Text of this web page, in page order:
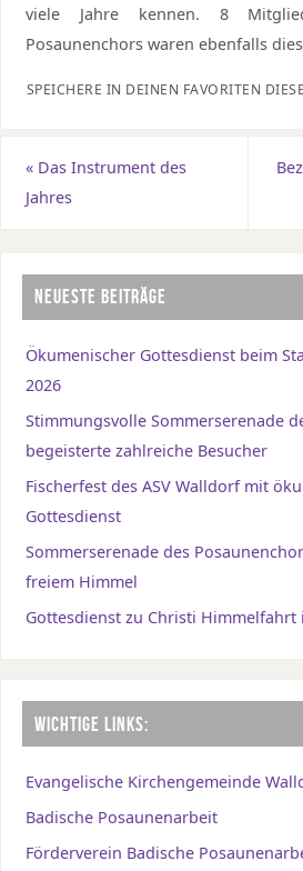
viele Jahre kennen. 8
Posaunenchors waren ebenfalls
SPEICHERE IN DEINEN FAVORITEN
«Das Instrument des
Jahres
NEUESTE BEITRÄGE
Ökumenischer Gottesdienst beim
2026
Stimmungsvolle Sommerserenade
begeisterte zahlreiche Besucher
Fischerfest des ASV Walldorf mit
Gottesdienst
Sommerserenade des
freiem Himmel
Gottesdienst zu Christi Himmelfahrt
WICHTIGE LINKS:
Evangelische Kirchengemeinde
Badische Posaunenarbeit
Förderverein Badische